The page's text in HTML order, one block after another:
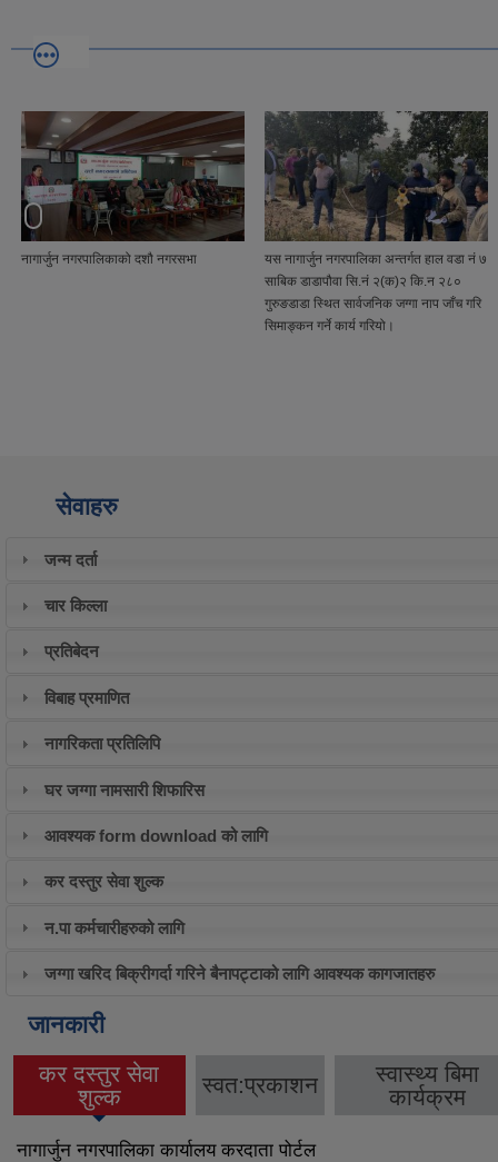
यस नागार्जुन नगरपालिका अन्तर्गत हाल वडा नं ७
साबिक डाडापौवा सि.नं २(क)२ कि.न २८०
गुरुङडाडा स्थित सार्वजनिक जग्गा नाप जाँच गरि
प्रमुख प्रशासकीय
बिदाई कार्यक्रम
सेवाहरु
जन्म दर्ता
चार किल्ला
प्रतिबेदन
विबाह प्रमाणित
नागरिकता प्रतिलिपि
घर जग्गा नामसारी शिफारिस
आवश्यक form download को लागि
कर दस्तुर सेवा शुल्क
न.पा कर्मचारीहरुको लागि
जग्गा खरिद बिक्रीगर्दा गरिने बैनापट्टाको लागि आवश्यक कागजातहरु
जानकारी
कर दस्तुर सेवा
शुल्क
(active tab) स्वत:प्रकाशन
स्वास्थ्य बिमा
कार्यक्रम
नागार्जुन नगरपालिका कार्यालय करदाता पोर्टल